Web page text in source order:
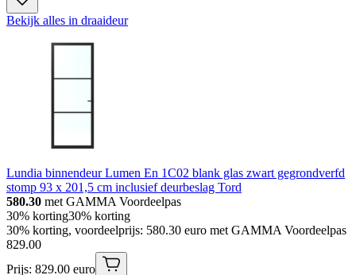
Bekijk alles in draaideur
Lundia binnendeur Lumen En 1C02 blank glas zwart gegrondverfd
stomp 93 x 201,5 cm inclusief deurbeslag Tord
580.30 met GAMMA Voordeelpas
30% korting30% korting
30% korting, voordeelprijs: 580.30 euro met GAMMA Voordeelpas
829.00
Prijs: 829.00 euro